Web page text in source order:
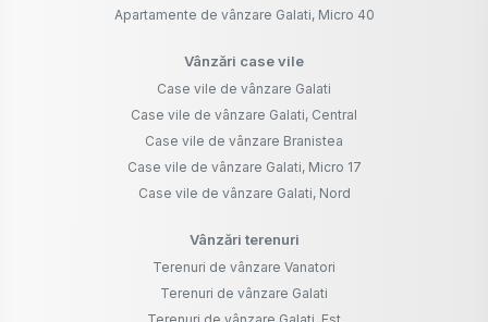
Apartamente de vânzare Galati, Micro 40
Vânzări case vile
Case vile de vânzare Galati
Case vile de vânzare Galati, Central
Case vile de vânzare Branistea
Case vile de vânzare Galati, Micro 17
Case vile de vânzare Galati, Nord
Vânzări terenuri
Terenuri de vânzare Vanatori
Terenuri de vânzare Galati